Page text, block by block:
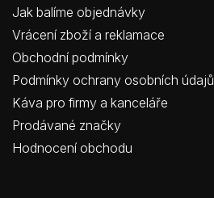
Jak balíme objednávky
Vrácení zboží a reklamace
Obchodní podmínky
Podmínky ochrany osobních údajů
Káva pro firmy a kanceláře
Prodávané značky
Hodnocení obchodu